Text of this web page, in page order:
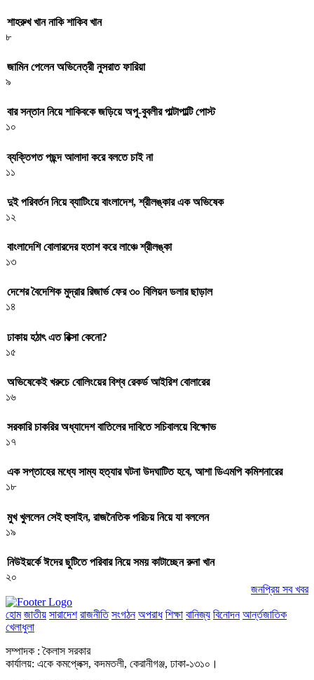
শাহরুখ খান নাকি শাকিব খান
৮
জামিন পেলেন অভিনেত্রী নুসরাত ফারিয়া
৯
বার সন্তান নিয়ে শাকিবকে জড়িয়ে অপু-বুবলীর পাল্টাপাল্টি পোস্ট
১০
ব্যক্তিগত পছন্দ আলাদা করে বলতে চাই না
১১
দুই পরিবর্তন নিয়ে ব্যাটিংয়ে বাংলাদেশ, শ্রীলঙ্কার এক অভিষেক
১২
বাংলাদেশি বোলারদের হতাশ করে লাঞ্চে শ্রীলঙ্কা
১৩
দেশের বৈদেশিক মুদ্রার রিজার্ভ ফের ৩০ বিলিয়ন ডলার ছাড়াল
১৪
ঢাকায় হঠাৎ এত রিক্সা কেনো?
১৫
অভিষেকেই খরুচে বোলিংয়ের বিশ্ব রেকর্ড আইরিশ বোলারের
১৬
সরকারি চাকরির অধ্যাদেশ বাতিলের দাবিতে সচিবালয়ে বিক্ষোভ
১৭
এক সপ্তাহের মধ্যে সাম্য হত্যার ঘটনা উদঘাটিত হবে, আশা ডিএমপি কমিশনারের
১৮
মুখ খুললেন সেই হুসাইন, রাজনৈতিক পরিচয় নিয়ে যা বললেন
১৯
নিউইয়র্কে ঈদের ছুটিতে পরিবার নিয়ে সময় কাটাচ্ছেন রুনা খান
২০
জনপ্রিয় সব খবর
হোম জাতীয় সারাদেশ রাজনীতি সংগঠন অপরাধ শিক্ষা বানিজ্য বিনোদন আর্ন্তজাতিক
খেলাধুলা
সম্পাদক : কৈলাস সরকার
কার্যালয়: একে কমপ্লেক্স, কদমতলী, কেরানীগঞ্জ, ঢাকা-১৩১০।